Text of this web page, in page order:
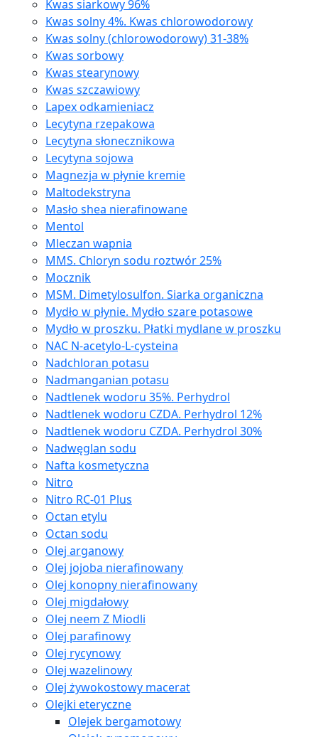
Kwas siarkowy 96%
Kwas solny 4%. Kwas chlorowodorowy
Kwas solny (chlorowodorowy) 31-38%
Kwas sorbowy
Kwas stearynowy
Kwas szczawiowy
Lapex odkamieniacz
Lecytyna rzepakowa
Lecytyna słonecznikowa
Lecytyna sojowa
Magnezja w płynie kremie
Maltodekstryna
Masło shea nierafinowane
Mentol
Mleczan wapnia
MMS. Chloryn sodu roztwór 25%
Mocznik
MSM. Dimetylosulfon. Siarka organiczna
Mydło w płynie. Mydło szare potasowe
Mydło w proszku. Płatki mydlane w proszku
NAC N-acetylo-L-cysteina
Nadchloran potasu
Nadmanganian potasu
Nadtlenek wodoru 35%. Perhydrol
Nadtlenek wodoru CZDA. Perhydrol 12%
Nadtlenek wodoru CZDA. Perhydrol 30%
Nadwęglan sodu
Nafta kosmetyczna
Nitro
Nitro RC-01 Plus
Octan etylu
Octan sodu
Olej arganowy
Olej jojoba nierafinowany
Olej konopny nierafinowany
Olej migdałowy
Olej neem Z Miodli
Olej parafinowy
Olej rycynowy
Olej wazelinowy
Olej żywokostowy macerat
Olejki eteryczne
Olejek bergamotowy